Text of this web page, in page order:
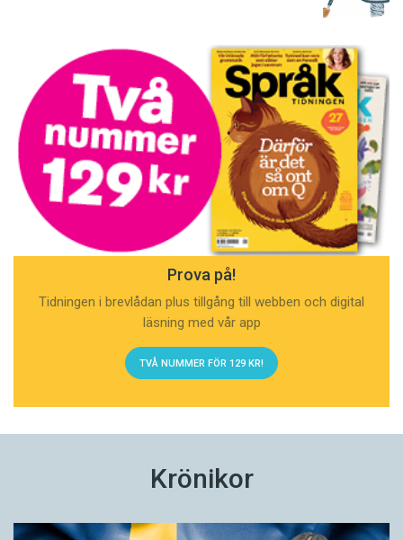
Prova på!
Tidningen i brevlådan plus tillgång till webben och digital
läsning med vår app
TVÅ NUMMER FÖR 129 KR!
Krönikor